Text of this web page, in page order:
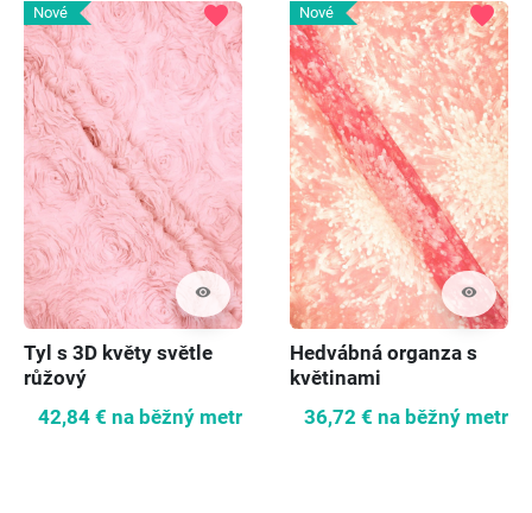
Nové
visibility
favorite
Tyl s 3D květy světle
růžový
42,84 € na běžný metr
Nové
visibility
favorite
Hedvábná organza s
květinami
36,72 € na běžný metr